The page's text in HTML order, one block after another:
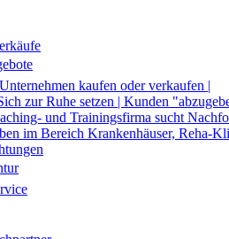
kaufen oder verkaufen |
zur Ruhe setzen | Kunden
und Trainingsfirma sucht
im Bereich Krankenhäuser, Reha-